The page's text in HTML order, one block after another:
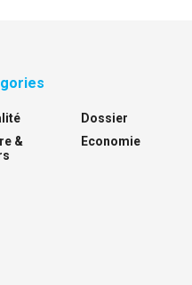
&
Dossier
Economie